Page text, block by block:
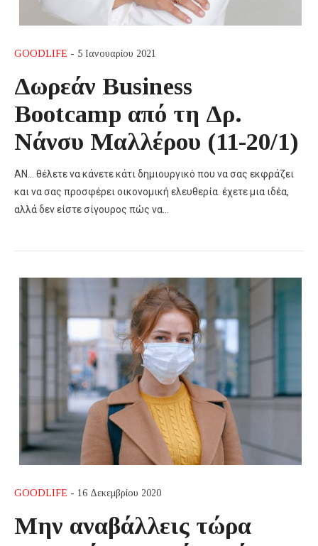
GOODLIFE - 5 Ιανουαρίου 2021
Δωρεάν Business
Bootcamp από τη Δρ.
Νάνσυ Μαλλέρου (11-20/1)
ΑΝ… θέλετε να κάνετε κάτι δημιουργικό που να σας εκφράζει
και να σας προσφέρει οικονομική ελευθερία. έχετε μια ιδέα,
αλλά δεν είστε σίγουρος πώς να…
GOODLIFE - 16 Δεκεμβρίου 2020
Μην αναβάλλεις τώρα